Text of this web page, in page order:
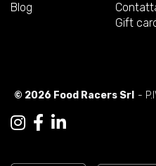
Blog
Gift
© 2026 Food Racers Srl -